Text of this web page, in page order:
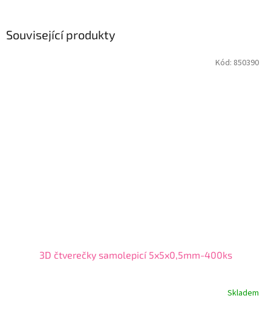
Související produkty
3D čtverečky samolepicí 5x5x0,5mm-400ks
Skladem
Kód: 850390